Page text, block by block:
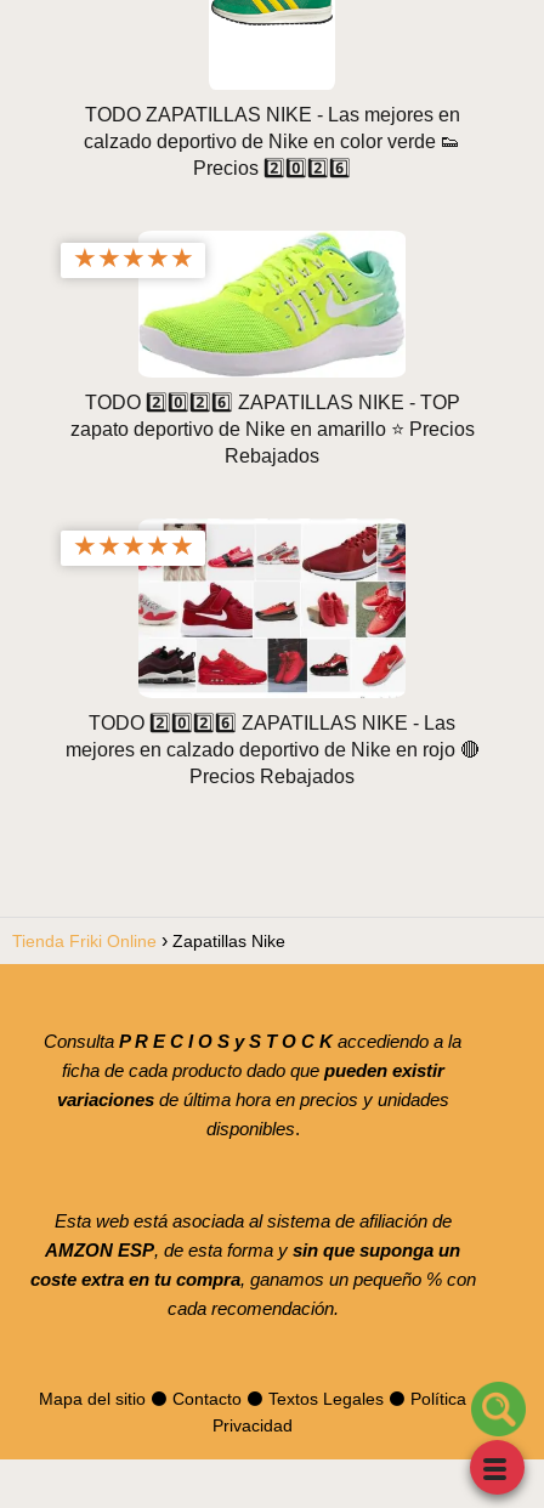
TODO ZAPATILLAS NIKE - Las mejores en
calzado deportivo de Nike en color verde 👟
Precios 2️⃣0️⃣2️⃣6️⃣
★★★★★
TODO 2️⃣0️⃣2️⃣6️⃣ ZAPATILLAS NIKE - TOP
zapato deportivo de Nike en amarillo ⭐ Precios
Rebajados
★★★★★
TODO 2️⃣0️⃣2️⃣6️⃣ ZAPATILLAS NIKE - Las
mejores en calzado deportivo de Nike en rojo 🔴
Precios Rebajados
Tienda Friki Online Zapatillas Nike
Consulta P R E C I O S y S T O C Kaccediendo a la
ficha de cada producto dado que pueden existir
variacionesde última hora en precios y unidades
disponibles.
Esta web está asociada al sistema de afiliación de
AMZON ESP, de esta forma y sin que suponga un
coste extra en tu compra, ganamos un pequeño % con
cada recomendación.
Mapa del sitio ⚫ Contacto ⚫ Textos Legales ⚫ Política
Privacidad